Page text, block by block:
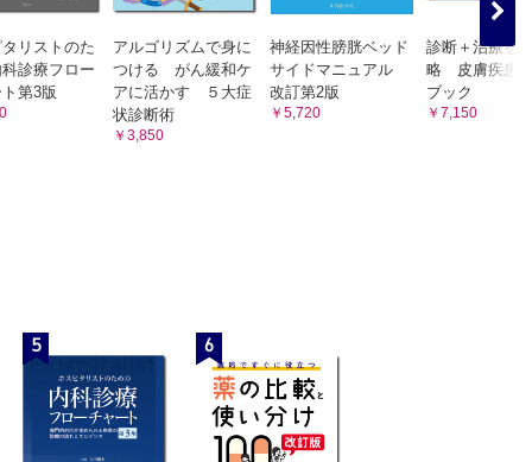
リストのた
診療フロー
第3版
アルゴリズムで身に
つける がん緩和ケ
アに活かす ５大症
状診断術
￥3,850
神経因性膀胱ベッド
サイドマニュアル
改訂第2版
￥5,720
診断＋治療を
略 皮膚疾患
ブック
￥7,150
5 6